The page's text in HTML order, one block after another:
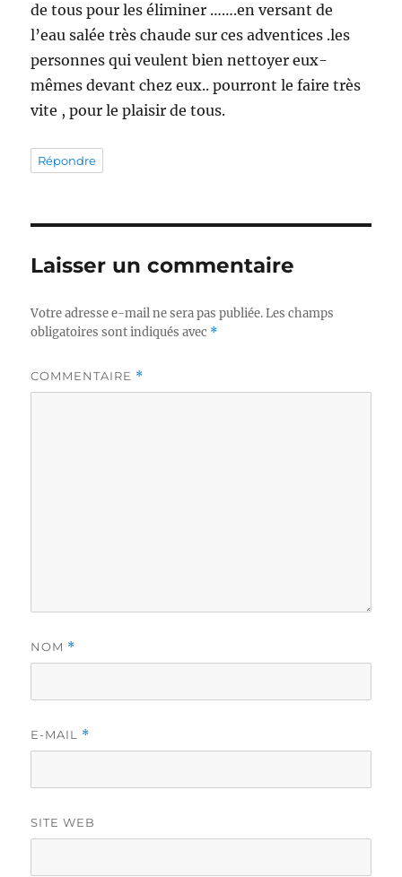
de tous pour les éliminer …….en versant de
l’eau salée très chaude sur ces adventices .les
personnes qui veulent bien nettoyer eux-
mêmes devant chez eux.. pourront le faire très
vite , pour le plaisir de tous.
Répondre
Laisser un commentaire
Votre adresse e-mail ne sera pas publiée. Les champs
obligatoires sont indiqués avec *
COMMENTAIRE *
NOM *
E-MAIL *
SITE WEB